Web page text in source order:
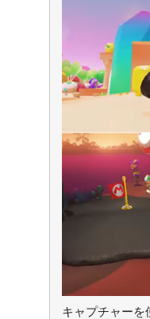
キャプチャーを